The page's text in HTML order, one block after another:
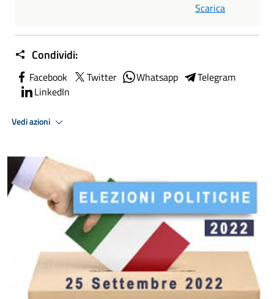
Scarica
Condividi:
Facebook Twitter Whatsapp
Telegram
LinkedIn
Vedi azioni